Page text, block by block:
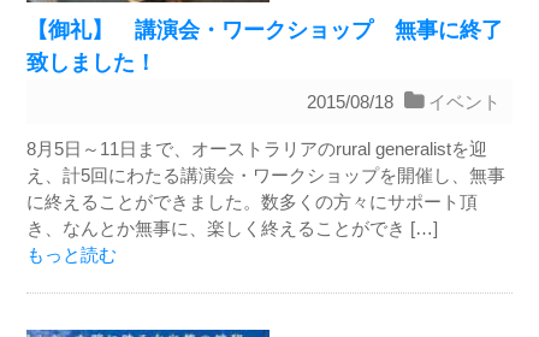
【御礼】 講演会・ワークショップ 無事に終了
致しました！
2015/08/18 イベント
8月5日～11日まで、オーストラリアのrural generalistを迎
え、計5回にわたる講演会・ワークショップを開催し、無事
に終えることができました。数多くの方々にサポート頂
き、なんとか無事に、楽しく終えることができ […]
もっと読む